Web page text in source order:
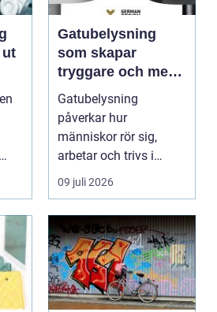
Gatubelysning
som skapar
tryggare och mer
hållbara miljöer
Gatubelysning
påverkar hur
människor rör sig,
arbetar och trivs i
städer och samhällen.
Bra belysnin...
09 juli 2026